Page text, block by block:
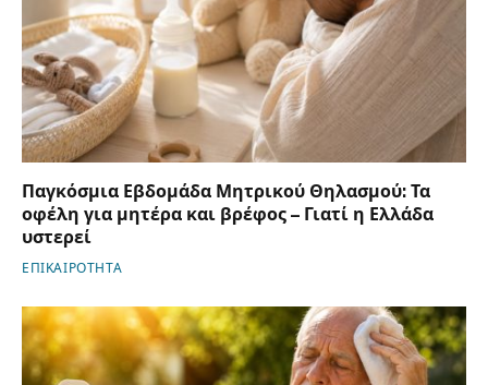
Παγκόσμια Εβδομάδα Μητρικού Θηλασμού: Τα
οφέλη για μητέρα και βρέφος – Γιατί η Ελλάδα
υστερεί
ΕΠΙΚΑΙΡΟΤΗΤΑ